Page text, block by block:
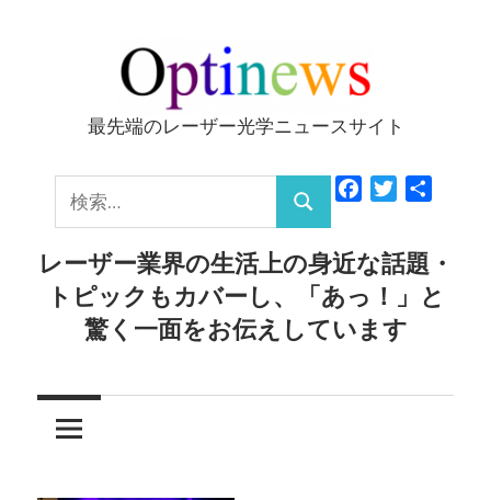
ッ
Optinews
最先端のレーザー光学ニュースサイト
索:
検
索
FacebookTwitter
レーザー業界の生活上の身近な話題・
トピックもカバーし、「あっ！」と
驚く一面をお伝えしています